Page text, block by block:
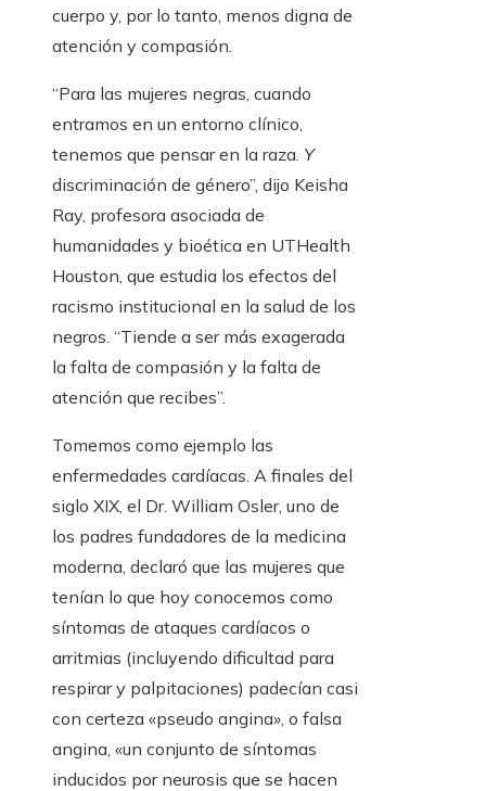
cuerpo y, por lo tanto, menos digna de
atención y compasión.
“Para las mujeres negras, cuando
entramos en un entorno clínico,
tenemos que pensar en la raza. Y
discriminación de género”, dijo Keisha
Ray, profesora asociada de
humanidades y bioética en UTHealth
Houston, que estudia los efectos del
racismo institucional en la salud de los
negros. “Tiende a ser más exagerada
la falta de compasión y la falta de
atención que recibes”.
Tomemos como ejemplo las
enfermedades cardíacas. A finales del
siglo XIX, el Dr. William Osler, uno de
los padres fundadores de la medicina
moderna, declaró que las mujeres que
tenían lo que hoy conocemos como
síntomas de ataques cardíacos o
arritmias (incluyendo dificultad para
respirar y palpitaciones) padecían casi
con certeza «pseudo angina», o falsa
angina, «un conjunto de síntomas
inducidos por neurosis que se hacen